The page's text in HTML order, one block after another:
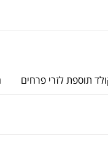
תוספת לזרי פרחים